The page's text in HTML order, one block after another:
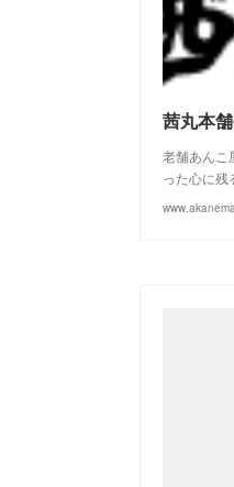
3)
2)
茜丸本
老舗あんこ
った心に残